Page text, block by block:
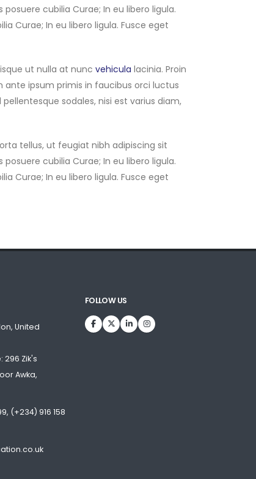
cubilia Curae; In eu libero ligula.
Curae; In eu libero ligula. Fusce eget
ut nulla at nunc vehicula lacinia. Proin
ante ipsum primis in faucibus orci luctus
sodales, nisi est varius diam,
tellus, ut feugiat nibh adipiscing sit
cubilia Curae; In eu libero ligula.
Curae; In eu libero ligula. Fusce eget
United
Zik's
Awka,
(+234) 916 158
FOLLOW US